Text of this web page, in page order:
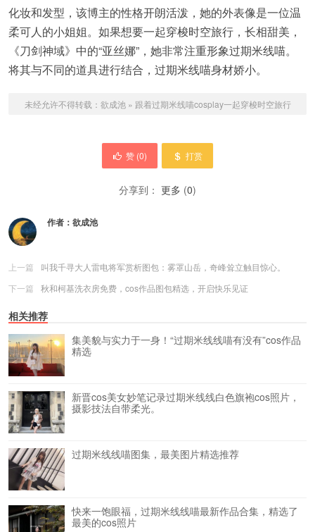
化妆和发型，该博主的性格开朗活泼，她的外表像是一位温
柔可人的小姐姐。如果想要一起穿梭时空旅行，长相甜美，
《刀剑神域》中的“亚丝娜”，她非常注重形象过期米线喵。
将其与不同的道具进行结合，过期米线喵身材娇小。
未经允许不得转载： 欲成池» 跟着过期米线喵cosplay一起穿梭时空旅行
赞 (0) 打赏
分享到： 更多 (0)
作者： 欲成池
上一篇
叫我千寻大人雷电将军赏析图包：雾罩山岳，奇峰耸立触目惊心。
下一篇
秋和柯基洗衣房免费，cos作品图包精选，开启快乐见证
相关推荐
集美貌与实力于一身！“过期米线线喵有没有”cos作品
精选
新晋cos美女妙笔记录过期米线线白色旗袍cos照片，
摄影技法自带柔光。
过期米线线喵图集，最美图片精选推荐
快来一饱眼福，过期米线线喵最新作品合集，精选了
最美的cos照片